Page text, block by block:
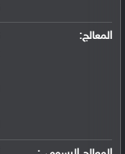
المعالج: